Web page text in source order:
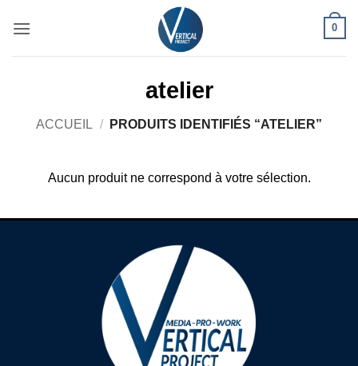
0
atelier
ACCUEIL / PRODUITS IDENTIFIÉS “ATELIER”
Aucun produit ne correspond à votre sélection.